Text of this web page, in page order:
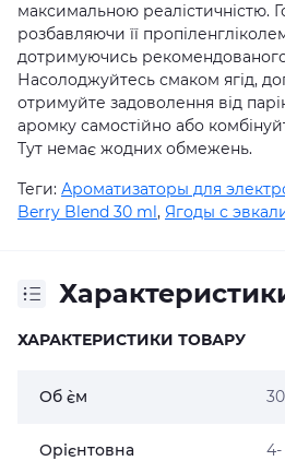
максимальною реалістичністю.
розбавляючи її
дотримуючись
Насолоджуйтесь смаком ягід,
отримуйте задоволення від
аромку самостійно або
Тут немає жодних обмежень.
Теги: Ароматизаторы для
Berry Blend 30 ml, Ягоды с
ХАРАКТЕРИСТИКИ ТОВАРУ
Об `єм
Орієнтовна
4-